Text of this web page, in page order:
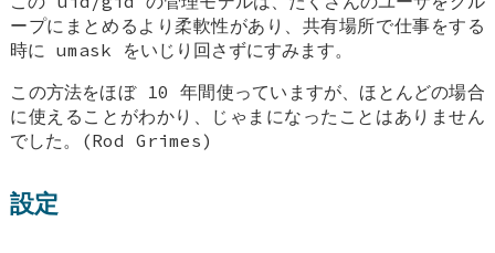
ープにまとめるより柔軟性があり、共有場所で仕事をする
時に umask をいじり回さずにすみます。
この方法をほぼ 10 年間使っていますが、ほとんどの場合
に使えることがわかり、じゃまになったことはありません
でした。(Rod Grimes)
設定